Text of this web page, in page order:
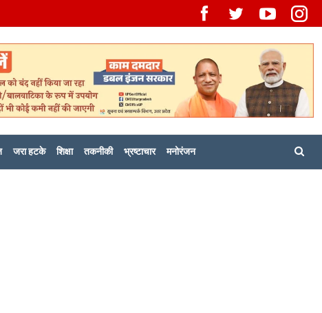
जरा हटके शिक्षा तकनीकी भ्रष्टाचार मनोरंजन